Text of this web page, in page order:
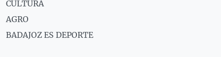
CULTURA
AGRO
BADAJOZ ES DEPORTE